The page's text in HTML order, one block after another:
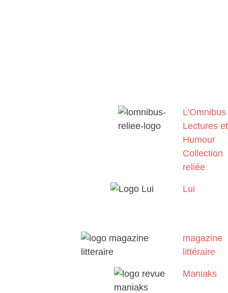
L'Omnibus
Lectures et
Humour
Collection
reliée
Lui
magazine
littéraire
Maniaks